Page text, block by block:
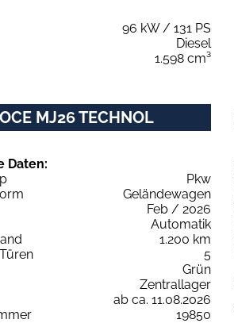
96 kW / 131 PS
Diesel
1.598 cm³
MJ26 TECHNOL
Daten:
Pkw
Geländewagen
Feb / 2026
Automatik
1.200 km
5
Grün
Zentrallager
ab ca. 11.08.2026
19850